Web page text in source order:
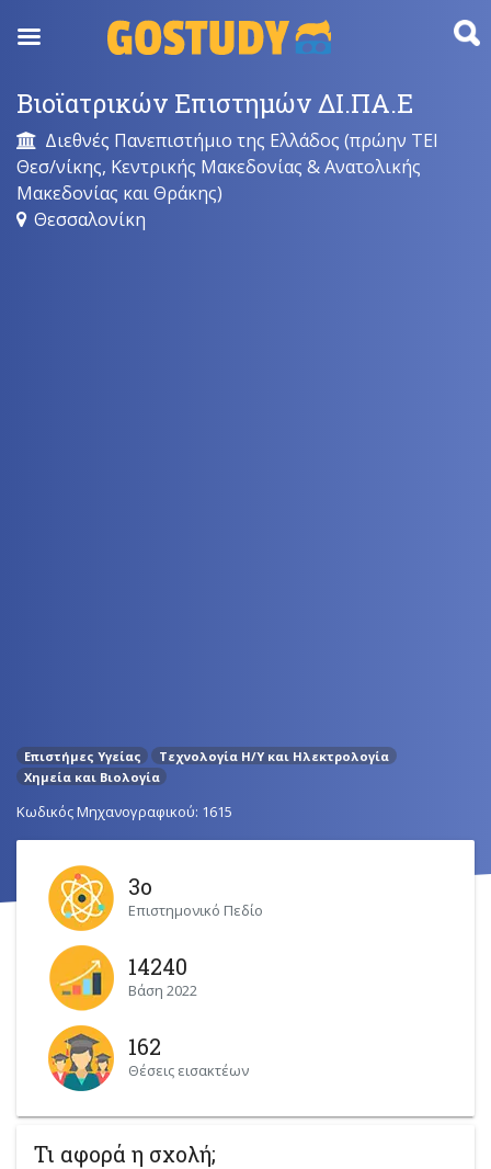
content
Βιοϊατρικών Επιστημών ΔΙ.ΠΑ.Ε
Διεθνές Πανεπιστήμιο της Ελλάδος (πρώην ΤΕΙ
Θεσ/νίκης, Κεντρικής Μακεδονίας & Ανατολικής
Μακεδονίας και Θράκης)
Θεσσαλονίκη
Επιστήμες Υγείας
Τεχνολογία Η/Y και Ηλεκτρολογία
Χημεία και Βιολογία
Κωδικός Μηχανογραφικού: 1615
3ο
Επιστημονικό Πεδίο
14240
Βάση 2022
162
Θέσεις εισακτέων
Τι αφορά η σχολή;